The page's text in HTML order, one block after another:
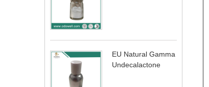
EU Natural Gamma
Undecalactone